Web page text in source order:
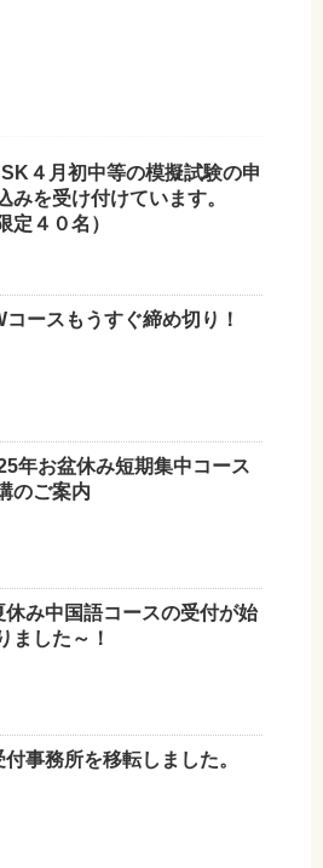
４月初中等の模擬試験の申
みを受け付けています。
定４０名）
コースもうすぐ締め切り！
年お盆休み短期集中コース
のご案内
休み中国語コースの受付が始
ました～！
付事務所を移転しました。